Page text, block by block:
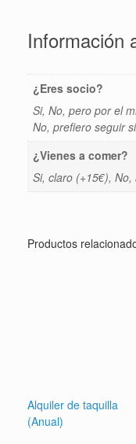
Información
¿Eres socio?
Si, No, pero por el
No, prefiero seguir
¿Vienes a comer?
Si, claro (+15€),
Productos
Alquiler de taquilla
(Anual)